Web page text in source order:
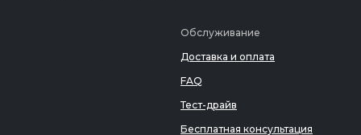
Обслуживание
Доставка и оплата
FAQ
Тест-драйв
Бесплатная консультация